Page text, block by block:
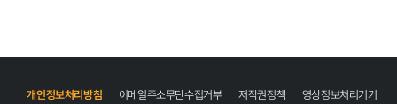
개인정보처리방침 이메일주소무단수집거부 저작권정책
영상정보처리기기